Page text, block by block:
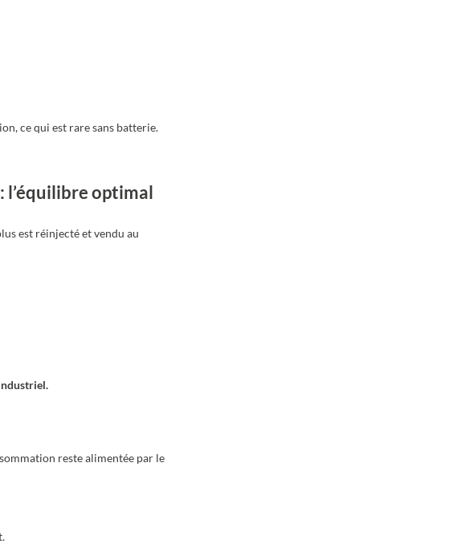
ce qui est rare sans batterie.
l’équilibre optimal
est réinjecté et vendu au
reste alimentée par le